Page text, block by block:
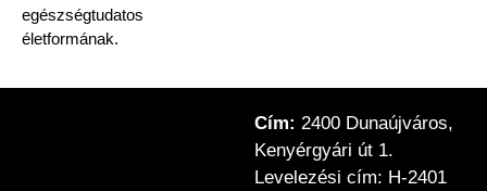
egészségtudatos
életformának.
Cím: 2400 Dunaújváros,
Kenyérgyári út 1.
Levelezési cím: H-2401